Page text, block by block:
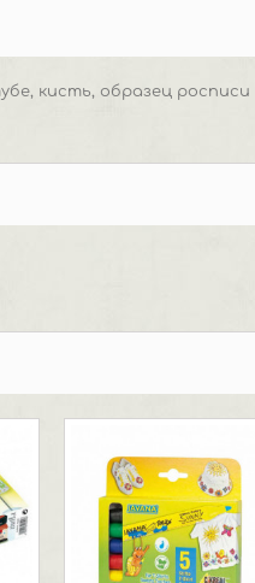
кисть, образец росписи